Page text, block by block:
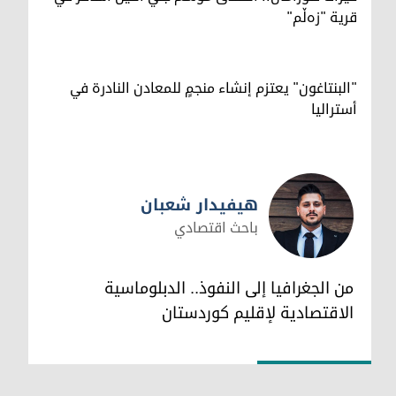
قرية "زەڵم"
"البنتاغون" يعتزم إنشاء منجمٍ للمعادن النادرة في
أستراليا
هيفيدار شعبان
هيفيدار شعبان
باحث اقتصادي
من الجغرافيا إلى النفوذ.. الدبلوماسية
الاقتصادية لإقليم كوردستان